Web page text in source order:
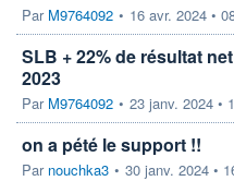
Par M9764092 • 16 avr. 2024 •
SLB + 22% de résultat
2023
Par M9764092 • 23 janv. 2024 •
on a pété le support !!
Par nouchka3 • 30 janv. 2024 •